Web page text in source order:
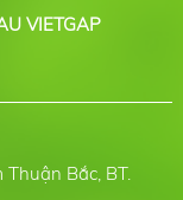
VIETGAP
Bắc, BT.